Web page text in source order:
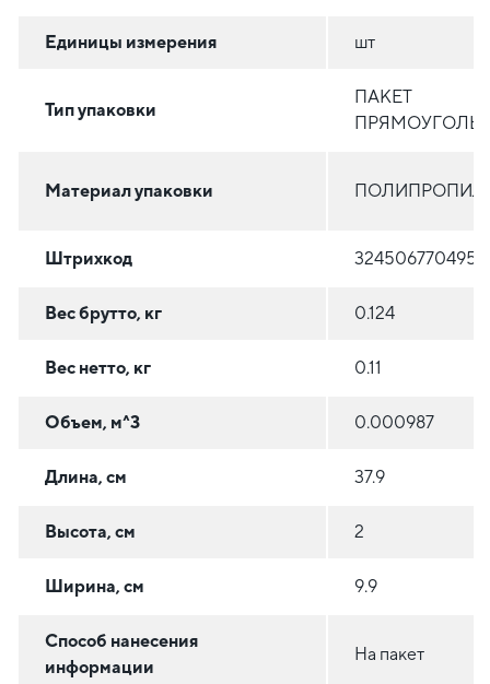
Единицы измерения шт
Тип упаковки
ПАКЕТ
Материал упаковки
Штрихкод 3245067704950
Вес брутто, кг 0.124
Вес нетто, кг 0.11
Объем, м^3 0.000987
Длина, см 37.9
Высота, см 2
Ширина, см 9.9
Способ нанесения
информации
На пакет